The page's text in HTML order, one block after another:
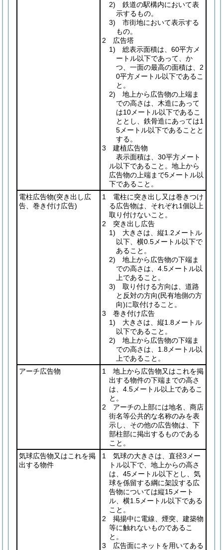
2) 鉄道の駅構内において表
示するもの。
3) 市街地において表示する
もの。
2 広告塔
1) 総表示面積は、60平方メ
ートル以下であって、か
つ、一面の最高の面積は、2
0平方メートル以下であるこ
と。
2) 地上から広告物の上端ま
での高さは、木造にあって
は10メートル以下であるこ
ととし、鉄骨造にあっては1
5メートル以下であることと
する。
3 建植広告物
表示面積は、30平方メート
ル以下であること。地上から
広告物の上端まで5メートル以
下であること。
電柱広告物(突き出し広
告、巻き付け広告)
1 電柱に突き出し又は巻きつけ
る広告物は、それぞれ1個以上
取り付けないこと。
2 突き出し広告
1) 大きさは、縦1.2メートル
以下、横0.5メートル以下で
あること。
2) 地上から広告物の下端ま
での高さは、4.5メートル以
上であること。
3) 取り付ける方向は、道路
と反対の方向(民有地側の方
向)に取付けること。
3 巻き付け広告
1) 大きさは、縦1.8メートル
以下であること。
2) 地上から広告物の下端ま
での高さは、1.8メートル以
上であること。
アーチ広告物
1 地上から広告物又はこれを掲
出する物件の下端までの高さ
は、4.5メートル以上であるこ
と。
2 アーチの上部には地名、商店
街名等公共的な名称のみを表
示し、その他の広告物は、下
部柱部に掲出するものである
こと。
気球広告物又はこれを掲
出する物件
1 気球の大きさは、直径3メー
トル以下で、地上からの高さ
は、45メートル以下とし、気
球を係留する綱に架設する広
告物については縦15メート
ル、横1.5メートル以下である
こと。
2 掲揚中に電線、煙突、建築物
等に触れないものであるこ
と。
3 広告面にネットを用いてある